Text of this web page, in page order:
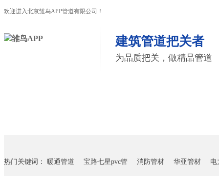
欢迎进入北京雏鸟APP管道有限公司！
建筑管道把关者
为品质把关，做精品管道
热门关键词： 暖通管道 宝路七星pvc管 消防管材 华亚管材 电